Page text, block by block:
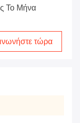
Το Μήνα
τώρα